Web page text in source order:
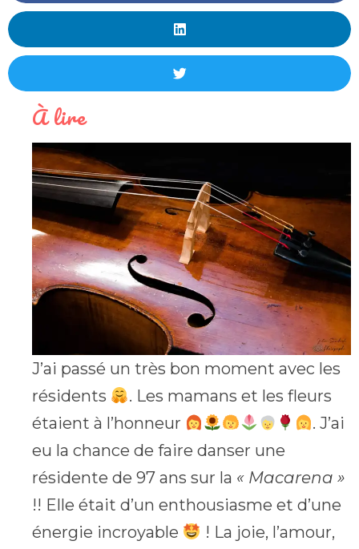
À lire
J’ai passé un très bon moment avec les
résidents
. Les mamans et les fleurs
étaient à l’honneur
. J’ai
eu la chance de faire danser une
résidente de 97 ans sur la « Macarena »
!! Elle était d’un enthousiasme et d’une
énergie incroyable
! La joie, l’amour,